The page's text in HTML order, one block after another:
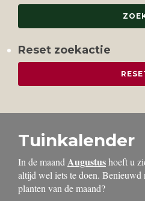
Reset zoekactie
Tuinkalender
In de maand Augustushoeft u
altijd wel iets te doen. Benieuwd
planten van de maand?